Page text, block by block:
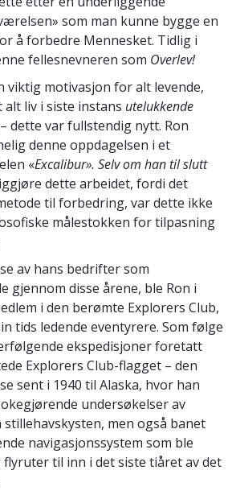
som man kunne bygge en
å forbedre Mennesket. Tidlig i
fellesnevneren som Overlev!
viktig motivasjon for alt levende,
alt liv i siste instans utelukkende
dette var fullstendig nytt. Ron
denne oppdagelsen i et
«Excalibur». Selv om han til slutt
dette arbeidet, fordi det
til forbedring, var dette ikke
målestokken for tilpasning
av hans bedrifter som
gjennom disse årene, ble Ron i
i den berømte Explorers Club,
tids ledende eventyrere. Som følge
ekspedisjoner foretatt
Explorers Club-flagget – den
sent i 1940 til Alaska, hvor han
undersøkelser av
men også banet
navigasjonssystem som ble
til inn i det siste tiåret av det